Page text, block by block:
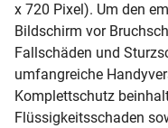
x 720 Pixel). Um den
Bildschirm vor
Fallschäden und
umfangreiche
Komplettschutz
Flüssigkeitsschaden